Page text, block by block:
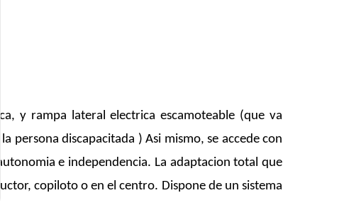
y rampa lateral electrica escamoteable (que va
persona discapacitada ) Asi mismo, se accede con
e independencia. La adaptacion total que
copiloto o en el centro. Dispone de un sistema